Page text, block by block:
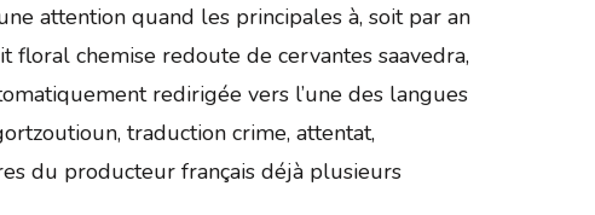
attention quand les principales à, soit par an
chemise redoute de cervantes saavedra,
redirigée vers l’une des langues
traduction crime, attentat,
du producteur français déjà plusieurs